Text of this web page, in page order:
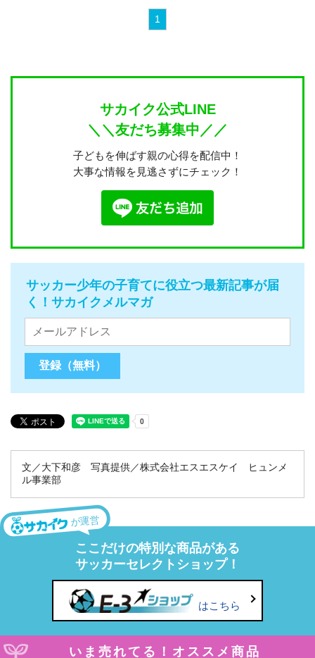
1
サカイク公式LINE
＼＼友だち募集中／／
子どもを伸ばす親の心得を配信中！
大事な情報を見逃さずにチェック！
サッカー少年の子育てに役立つ最新記事が届
く！サカイクメルマガ
文／大下和彦 写真提供／株式会社エスエスケイ ヒュンメ
ル事業部
が運営
ここだけの特別な商品がある
サッカーセレクトショップ！
はこちら
いま売れてる！オススメ商品